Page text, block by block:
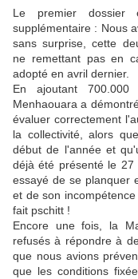
Le premier
supplémentaire : Nous
sans surprise, cette
ne remettant pas en
adopté en avril dernier.
En ajoutant
Menhaouara a
évaluer correctement
la collectivité, alors
début de l'année et
déjà été présenté le 27
essayé de se planquer
et de son
fait pschitt !
Encore une fois, la
refusés à répondre à
que nous avions
que les conditions